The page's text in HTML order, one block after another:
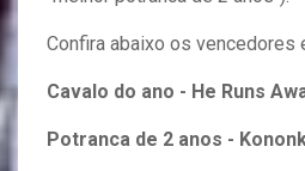
Confira abaixo os vencedores
Cavalo do ano - He Runs
Potranca de 2 anos -